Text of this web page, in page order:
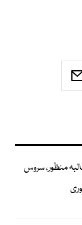
منظور، سروس